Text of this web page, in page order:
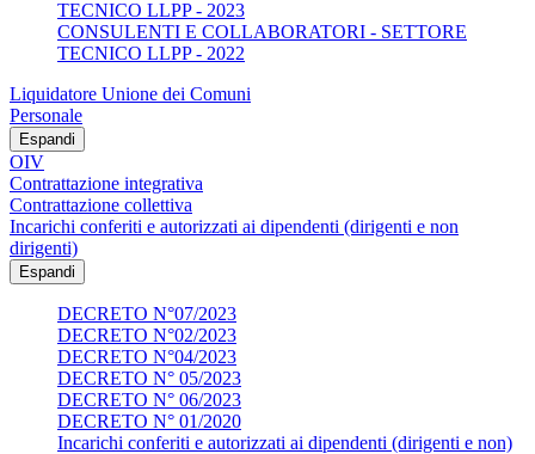
TECNICO LLPP - 2023
CONSULENTI E COLLABORATORI - SETTORE
TECNICO LLPP - 2022
Liquidatore Unione dei Comuni
Personale
Espandi
OIV
Contrattazione integrativa
Contrattazione collettiva
Incarichi conferiti e autorizzati ai dipendenti (dirigenti e non
dirigenti)
Espandi
DECRETO N°07/2023
DECRETO N°02/2023
DECRETO N°04/2023
DECRETO N° 05/2023
DECRETO N° 06/2023
DECRETO N° 01/2020
Incarichi conferiti e autorizzati ai dipendenti (dirigenti e non)